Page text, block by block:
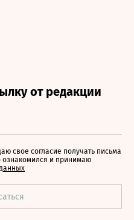
свое согласие получать письма
ознакомился и принимаю